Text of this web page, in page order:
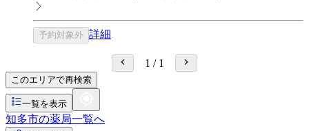
予約対象外 詳細
1 / 1
このエリアで再検索
一覧を表示
知多市の薬局一覧へ